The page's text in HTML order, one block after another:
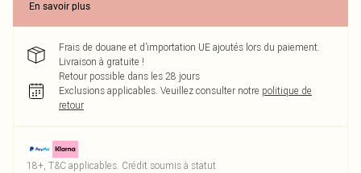
En savoir plus
Frais de douane et d’importation UE ajoutés lors du paiement.
Livraison à gratuite !
Retour possible dans les 28 jours
Exclusions applicables. Veuillez consulter notre politique de
retour
18+, T&C applicables. Crédit soumis à statut